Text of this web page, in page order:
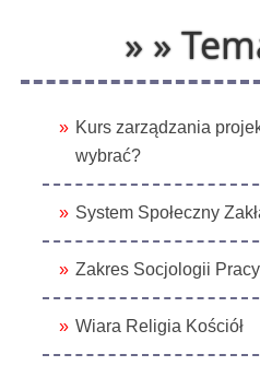
» »
Kurs zarządzania
wybrać?
System Społeczny
Zakres Socjologii Pracy
Wiara Religia Kościół